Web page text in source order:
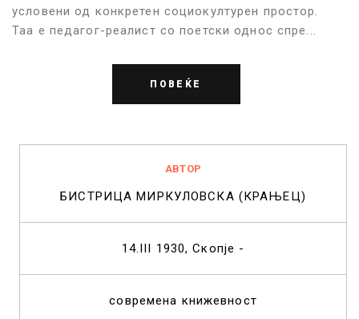
условени од конкретен социокултурен простор.
Таа е педагог-реалист со поетски однос спре...
ПОВЕЌЕ
АВТОР
БИСТРИЦА МИРКУЛОВСКА (КРАЊЕЦ)
14.III 1930, Скопје -
современа книжевност